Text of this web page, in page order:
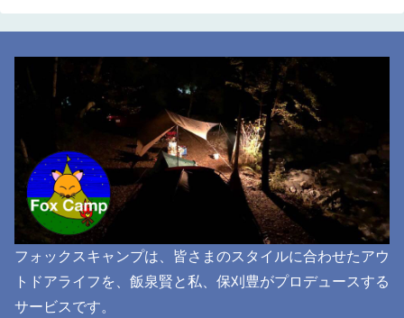
フォックスキャンプは、皆さまのスタイルに合わせたアウ
トドアライフを、飯泉賢と私、保刈豊がプロデュースする
サービスです。